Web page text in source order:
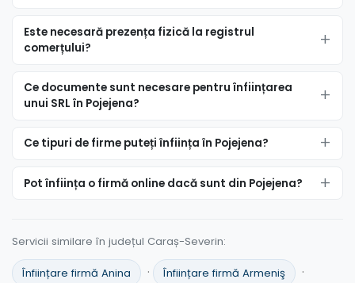
Este necesară prezența fizică la registrul
comerțului?
Ce documente sunt necesare pentru înființarea
unui SRL în Pojejena?
Ce tipuri de firme puteți înființa în Pojejena?
Pot înființa o firmă online dacă sunt din Pojejena?
Servicii similare în județul Caraș-Severin:
Înființare firmă Anina · Înființare firmă Armeniş ·